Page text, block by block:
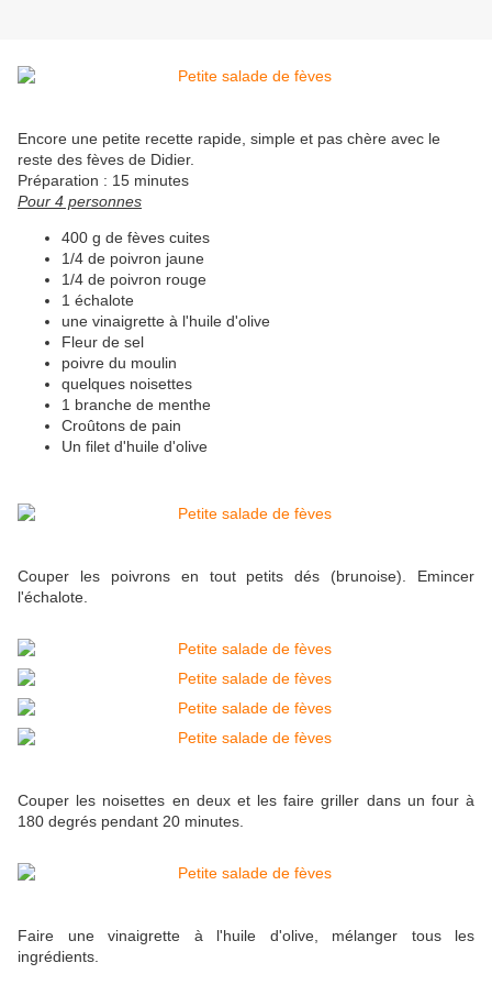
Encore une petite recette rapide, simple et pas chère avec le
reste des fèves de Didier.
Préparation : 15 minutes
Pour 4 personnes
400 g de fèves cuites
1/4 de poivron jaune
1/4 de poivron rouge
1 échalote
une vinaigrette à l'huile d'olive
Fleur de sel
poivre du moulin
quelques noisettes
1 branche de menthe
Croûtons de pain
Un filet d'huile d'olive
Couper les poivrons en tout petits dés (brunoise). Emincer
l'échalote.
Couper les noisettes en deux et les faire griller dans un four à
180 degrés pendant 20 minutes.
Faire une vinaigrette à l'huile d'olive, mélanger tous les
ingrédients.